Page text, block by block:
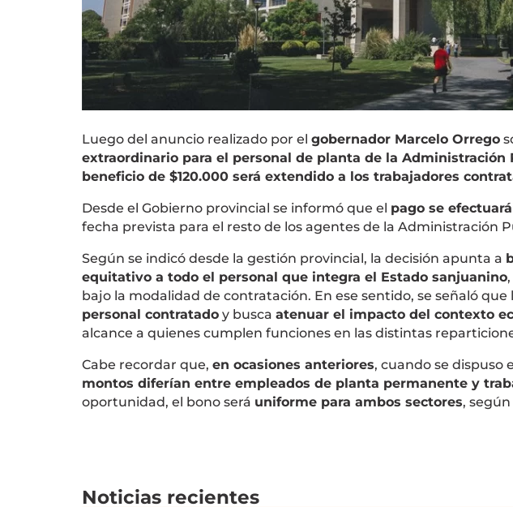
Luego del anuncio realizado por el gobernador Marcelo Orrego
extraordinario para el personal de planta de la Administración
beneficio de $120.000 será extendido a los trabajadores
Desde el Gobierno provincial se informó que el pago se
fecha prevista para el resto de los agentes de la Administración
Según se indicó desde la gestión provincial, la decisión apunta a
equitativo a todo el personal que integra el Estado sanjuanino
bajo la modalidad de contratación. En ese sentido, se señaló que
personal contratadoy busca atenuar el impacto del contexto
alcance a quienes cumplen funciones en las distintas
Cabe recordar que, en ocasiones anteriores, cuando se dispuso
montos diferían entre empleados de planta permanente y
oportunidad, el bono será uniforme para ambos sectores,
Noticias recientes